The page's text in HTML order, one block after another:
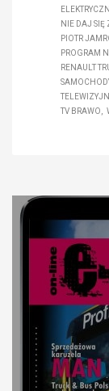
NIE DAJ SIĘ
PIOTR
PROGRAM
RENAULT
TV BRAWO